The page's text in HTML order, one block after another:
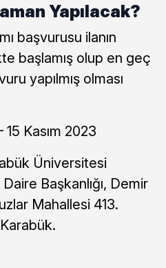
Yapılacak?
başvurusu ilanın
başlamış olup en geç
yapılmış olması
15 Kasım 2023
Üniversitesi
Başkanlığı, Demir
Mahallesi 413.